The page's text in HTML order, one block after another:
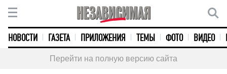
НОВОСТИ ГАЗЕТА ПРИЛОЖЕНИЯ ТЕМЫ ФОТО ВИДЕО
Перейти на полную версию сайта